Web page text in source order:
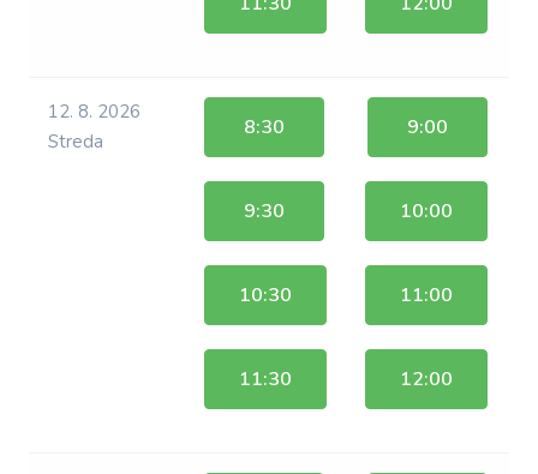
12. 8. 2026
Streda
8:30 9:00
9:30 10:00
10:30 11:00
11:30 12:00